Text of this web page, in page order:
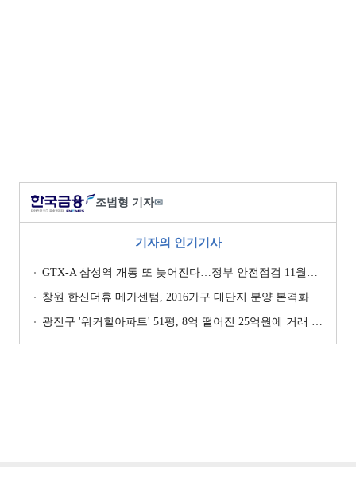
조범형 기자✉
기자의 인기기사
GTX-A 삼성역 개통 또 늦어진다…정부 안전점검 11월까지 확대
창원 한신더휴 메가센텀, 2016가구 대단지 분양 본격화
광진구 '워커힐아파트' 51평, 8억 떨어진 25억원에 거래 [일일 하락가]